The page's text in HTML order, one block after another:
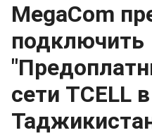
MegaCom
подключить
сети TCELL в